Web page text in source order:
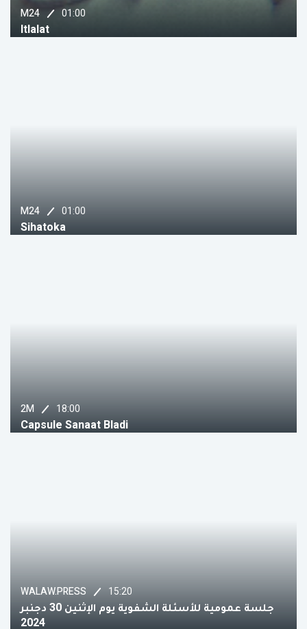
M24 01:00
Itlalat
M24 01:00
Sihatoka
2M 18:00
Capsule Sanaat Bladi
WALAW.PRESS 15:20
جلسة عمومية للأسئلة الشفوية يوم الإثنين 30 دجنبر
2024